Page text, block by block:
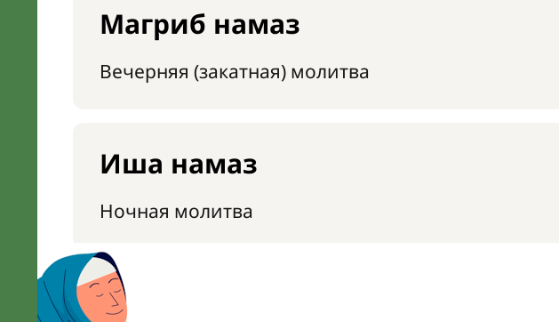
Магриб намаз
Вечерняя (закатная) молитва
Иша намаз
Ночная молитва